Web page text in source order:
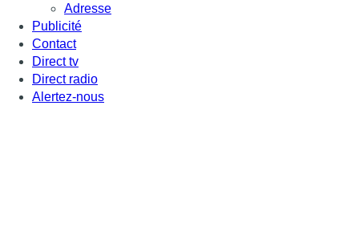
Adresse
Publicité
Contact
Direct tv
Direct radio
Alertez-nous